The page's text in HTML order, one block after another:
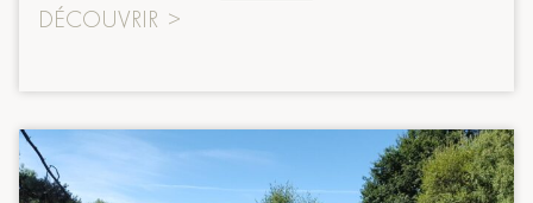
DÉCOUVRIR >